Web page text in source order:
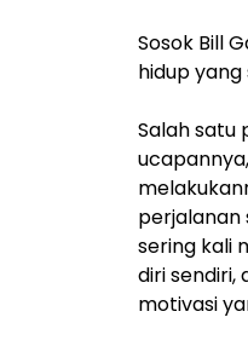
Sosok Bill
hidup
Salah
perjalanan
sering kali
diri
motivasi